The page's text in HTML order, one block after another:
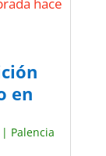
en
Palencia